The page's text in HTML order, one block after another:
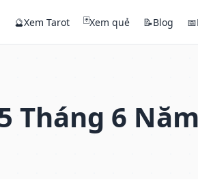
🔮Xem Tarot 🃏Xem quẻ 📝Blog 📅
Tháng 6